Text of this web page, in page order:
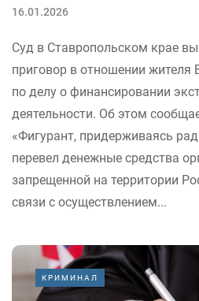
16.01.2026
Суд в Ставропольском крае
приговор в отношении жителя
по делу о финансировании
деятельности. Об этом
«Фигурант, придерживаясь
перевел денежные средства
запрещенной на территории
связи с осуществлением...
КРИМИНАЛ